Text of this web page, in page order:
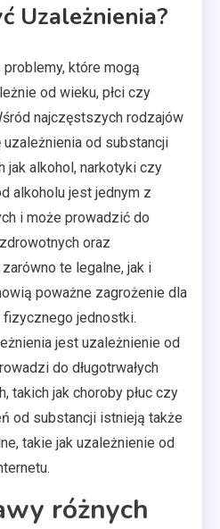
Uzależnienia?
problemy, które mogą
od wieku, płci czy
najczęstszych rodzajów
od substancji
jak alkohol, narkotyki czy
alkoholu jest jednym z
i może prowadzić do
oraz
te legalne, jak i
poważne zagrożenie dla
jednostki.
jest uzależnienie od
do długotrwałych
takich jak choroby płuc czy
od substancji istnieją także
takie jak uzależnienie od
różnych